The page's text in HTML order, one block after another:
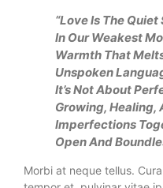
“Love Is The
In Our Weakest
Warmth That
Unspoken
It’s Not About
Growing, Healing,
Imperfections
Open And
Morbi at neque tellus.